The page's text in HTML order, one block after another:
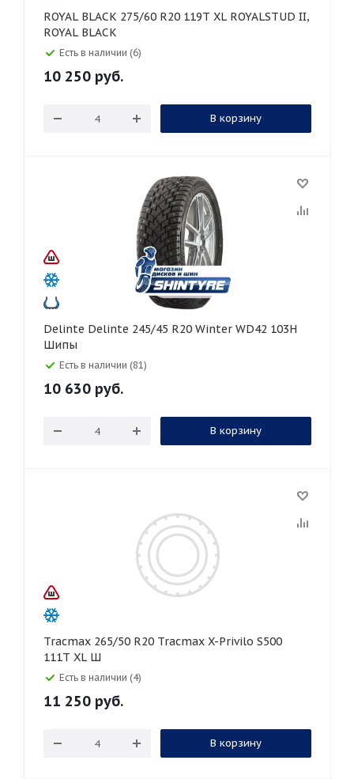
ROYAL BLACK 275/60 R20 119T XL ROYALSTUD II,
ROYAL BLACK
Есть в наличии (6)
10 250 руб.
В корзину
Delinte Delinte 245/45 R20 Winter WD42 103H
Шипы
Есть в наличии (81)
10 630 руб.
В корзину
Tracmax 265/50 R20 Tracmax X-Privilo S500
111T XL Ш
Есть в наличии (4)
11 250 руб.
В корзину